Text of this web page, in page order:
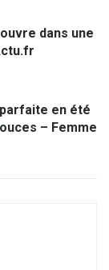
dans une
en été
– Femme